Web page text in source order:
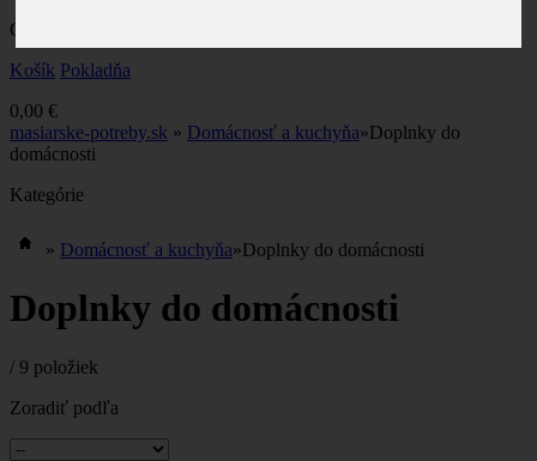
Ceny s DPH
Košík Pokladňa
0,00 €
masiarske-potreby.sk » Domácnosť a kuchyňa»Doplnky do
domácnosti
Kategórie
» Domácnosť a kuchyňa»Doplnky do domácnosti
Doplnky do domácnosti
/ 9 položiek
Zoradiť podľa